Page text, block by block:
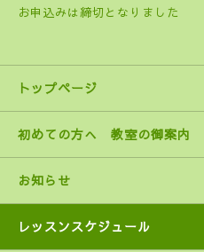
お申込みは締切となりました
トップページ
初めての方へ 教室の御案内
お知らせ
レッスンスケジュール